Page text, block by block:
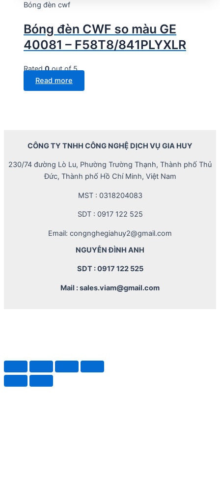
Bóng đèn cwf
Bóng đèn CWF so màu GE
40081 – F58T8/841PLYXLR
Rated0out of 5
Read more
CÔNG TY TNHH CÔNG NGHỆ DỊCH VỤ GIA HUY
230/74 đường Lò Lu, Phường Trường Thạnh, Thành phố Thủ
Đức, Thành phố Hồ Chí Minh, Việt Nam
MST : 0318204083
SDT : 0917 122 525
Email: congnghegiahuy2@gmail.com
NGUYỄN ĐÌNH ANH
SDT : 0917 122 525
Mail : sales.viam@gmail.com